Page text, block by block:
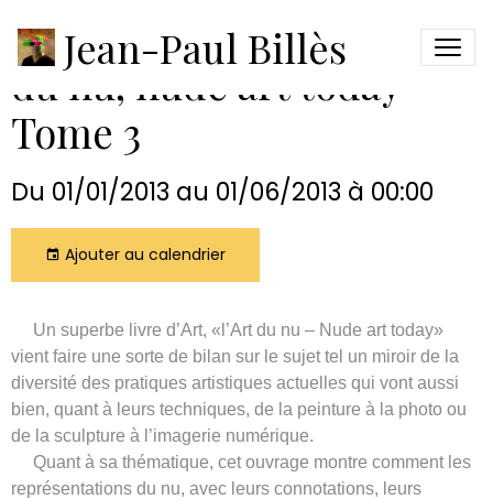
Jean-Paul Billès
Participation au livre "Art
du nu, nude art today"
Tome 3
Du 01/01/2013 au 01/06/2013 à 00:00
Ajouter au calendrier
Un superbe livre d’Art, «l’Art du nu – Nude art today»
vient faire une sorte de bilan sur le sujet tel un miroir de la
diversité des pratiques artistiques actuelles qui vont aussi
bien, quant à leurs techniques, de la peinture à la photo ou
de la sculpture à l’imagerie numérique.
Quant à sa thématique, cet ouvrage montre comment les
représentations du nu, avec leurs connotations, leurs